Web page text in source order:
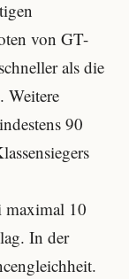
von GT-
als die
Weitere
90
maximal 10
In der